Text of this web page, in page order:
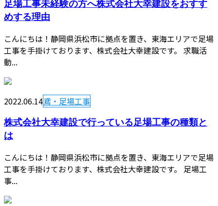
足場工事未経験の方へ株式会社大幸建設をおすす
めする理由
こんにちは！静岡県浜松市に拠点を置き、東海エリアで足場
工事を手掛けております、株式会社大幸建設です。 求職活
動...
2022.06.14鳶・足場工事
株式会社大幸建設で行っている足場工事の種類と
は
こんにちは！静岡県浜松市に拠点を置き、東海エリアで足場
工事を手掛けております、株式会社大幸建設です。 足場工
事...